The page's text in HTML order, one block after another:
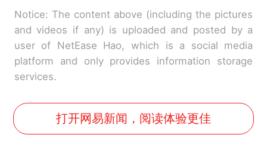
Notice: The content above (including the pictures
and videos if any) is uploaded and posted by a
user of NetEase Hao, which is a social media
platform and only provides information storage
services.
打开网易新闻，阅读体验更佳